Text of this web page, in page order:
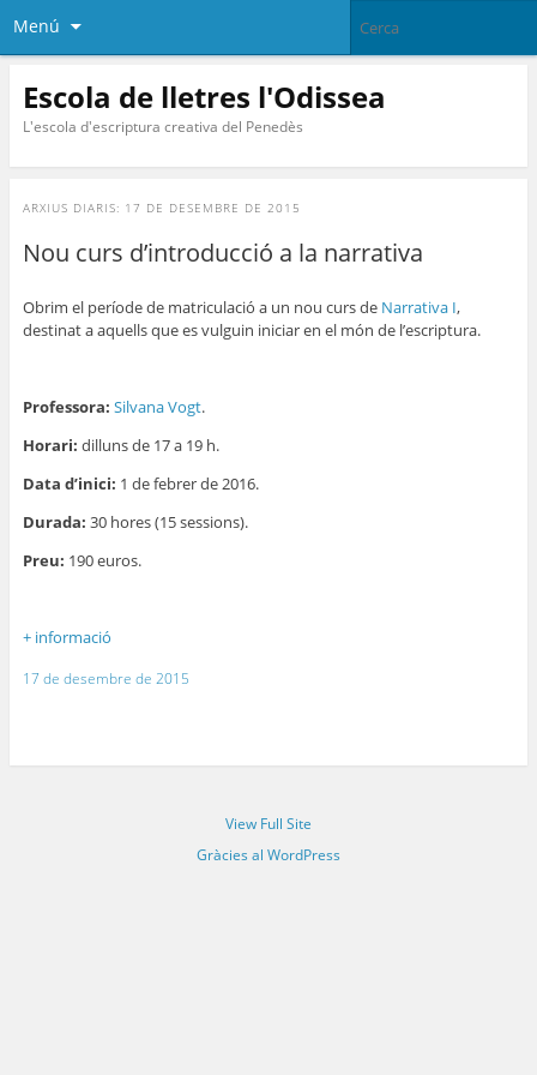
Menú
Escola de lletres l'Odissea
L'escola d'escriptura creativa del Penedès
ARXIUS DIARIS: 17 DE DESEMBRE DE 2015
Nou curs d’introducció a la narrativa
Obrim el període de matriculació a un nou curs de Narrativa I,
destinat a aquells que es vulguin iniciar en el món de l’escriptura.
Professora: Silvana Vogt.
Horari: dilluns de 17 a 19 h.
Data d’inici: 1 de febrer de 2016.
Durada: 30 hores (15 sessions).
Preu: 190 euros.
+ informació
17 de desembre de 2015
View Full Site
Gràcies al WordPress